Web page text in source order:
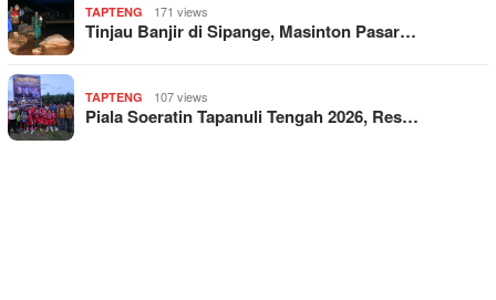
TAPTENG 171 views
Tinjau Banjir di Sipange, Masinton Pasar…
TAPTENG 107 views
Piala Soeratin Tapanuli Tengah 2026, Res…